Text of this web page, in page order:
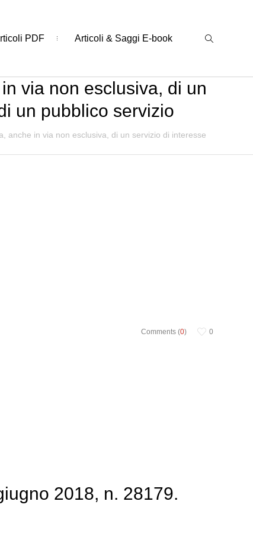
PDF Articoli & Saggi E-book
via non esclusiva, di un
un pubblico servizio
anche in via non esclusiva, di un servizio di interesse
Comments (0) 0
2018, n. 28179.